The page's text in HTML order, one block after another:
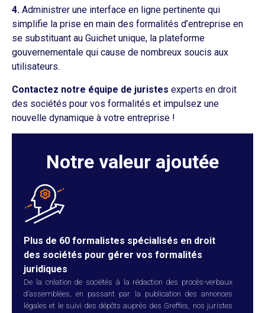
4. Administrer une interface en ligne pertinente qui
simplifie la prise en main des formalités d’entreprise en
se substituant au Guichet unique, la plateforme
gouvernementale qui cause de nombreux soucis aux
utilisateurs.
Contactez notre équipe de juristes experts en droit
des sociétés pour vos formalités et impulsez une
nouvelle dynamique à votre entreprise !
Notre valeur ajoutée
Plus de 60 formalistes spécialisés en droit
des sociétés pour gérer vos formalités
juridiques
De la création de sociétés à la rédaction des procès-verbaux
d’assemblées, en passant par la publication des annonces
légales et le suivi des dépôts auprès des Greffes, nos juristes